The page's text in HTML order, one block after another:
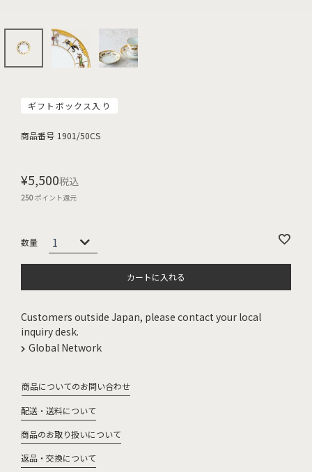
ギフトボックス入り
商品番号 1901/50CS
¥5,500税込
250ポイント還元
カートに入れる
Customers outside Japan, please contact your local
inquiry desk.
Global Network
商品についてのお問い合わせ
配送・送料について
商品のお取り扱いについて
返品・交換について